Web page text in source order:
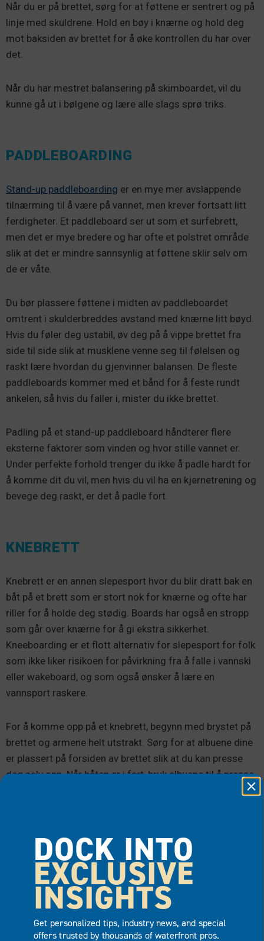
Når du er på brettet, sørg for at føttene er sentrert og på
linje med skuldrene. Hold en bøy i knærne og hold deg
mot baksiden av brettet for å øke kontrollen du har over
det.
Når du har mestret balansering på skimboardet, vil du
kunne gå ut i bølgene og lære alle slags sprø triks.
PADDLEBOARDING
Stand-up paddleboarding er en mye mer avslappende
tilnærming til å være på vannet, men krever fortsatt litt
ferdigheter. Et paddleboard ser ut som et surfebrett,
men det er mye bredere og har ofte et polstret område
slik at det er mindre sannsynlig at føttene sklir selv om
de er våte.
Du bør plassere føttene i midten av paddleboardet
omtrent i skulderbreddes avstand med knærne litt bøyd.
Hvis du føler deg ustabil, øv deg på å vippe brettet fra
side til side slik at musklene venne seg til følelsen og
raskt lære hvordan du gjenvinner balansen. De fleste
paddleboards kommer med et bånd for å feste rundt
ankelen, så hvis du faller i, mister du ikke brettet.
Padling på et stand-up paddleboard håndterer flere
eksterne faktorer som vinden og hvor stille vannet er.
Under perfekte forhold trenger du ikke å padle hardt for
å komme dit du vil, men hvis du vil ha en kjernetrening og
bevege deg raskt, er det å padle fort.
KNEBRETT
Knebrett er en annen slepesport hvor du blir dratt bak en
båt på et brett som er stort nok for knærne og ofte har
riller for å holde deg stødig. Boards har også en stropp
som går over knærne for å gi ekstra sikkerhet.
Kneeboarding er et flott alternativ for slepesport for folk
som ikke liker risikoen for påvirkning fra å falle i vannski
eller wakeboard, og som også ønsker å lære en
vannsport raskere.
For å komme opp på et knebrett, begynn med brystet på
brettet og armene helt utstrakt. Sørg for at albuene dine
er plassert på forsiden av brettet slik at du kan presse
deg selv opp. Når båten er i fart, bruk albuene til å presse
deg selv opp og få knærne under deg og under stroppen.
DOCK INTO
EXCLUSIVE
INSIGHTS
Get personalized tips, industry news, and special
offers trusted by thousands of waterfront pros.